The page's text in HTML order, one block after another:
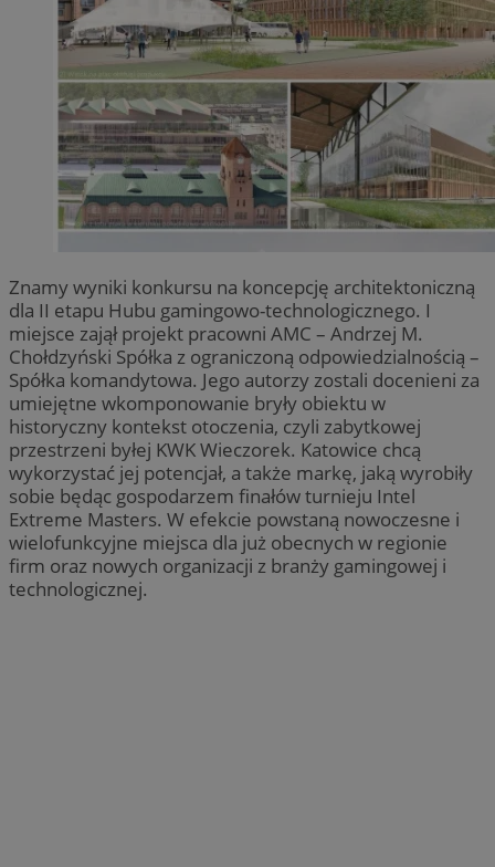
Znamy wyniki konkursu na koncepcję architektoniczną
dla II etapu Hubu gamingowo-technologicznego. I
miejsce zajął projekt pracowni AMC – Andrzej M.
Chołdzyński Spółka z ograniczoną odpowiedzialnością –
Spółka komandytowa. Jego autorzy zostali docenieni za
umiejętne wkomponowanie bryły obiektu w
historyczny kontekst otoczenia, czyli zabytkowej
przestrzeni byłej KWK Wieczorek. Katowice chcą
wykorzystać jej potencjał, a także markę, jaką wyrobiły
sobie będąc gospodarzem finałów turnieju Intel
Extreme Masters. W efekcie powstaną nowoczesne i
wielofunkcyjne miejsca dla już obecnych w regionie
firm oraz nowych organizacji z branży gamingowej i
technologicznej.